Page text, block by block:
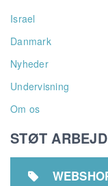
Israel
Danmark
Nyheder
Undervisning
Om os
STØT
